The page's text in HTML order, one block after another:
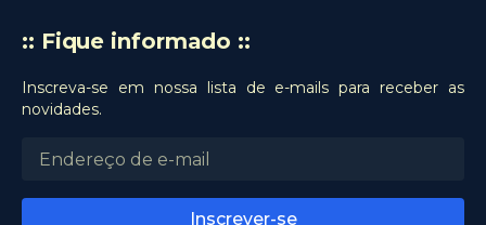
:: Fique informado ::
Inscreva-se em nossa lista de e-mails para receber as
novidades.